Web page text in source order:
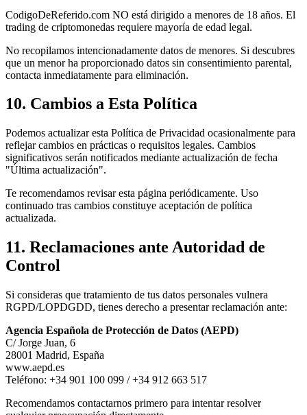
CodigoDeReferido.com NO está dirigido a menores de 18 años. El
trading de criptomonedas requiere mayoría de edad legal.
No recopilamos intencionadamente datos de menores. Si descubres
que un menor ha proporcionado datos sin consentimiento parental,
contacta inmediatamente para eliminación.
10. Cambios a Esta Política
Podemos actualizar esta Política de Privacidad ocasionalmente para
reflejar cambios en prácticas o requisitos legales. Cambios
significativos serán notificados mediante actualización de fecha
"Última actualización".
Te recomendamos revisar esta página periódicamente. Uso
continuado tras cambios constituye aceptación de política
actualizada.
11. Reclamaciones ante Autoridad de
Control
Si consideras que tratamiento de tus datos personales vulnera
RGPD/LOPDGDD, tienes derecho a presentar reclamación ante:
Agencia Española de Protección de Datos (AEPD)
C/ Jorge Juan, 6
28001 Madrid, España
www.aepd.es
Teléfono: +34 901 100 099 / +34 912 663 517
Recomendamos contactarnos primero para intentar resolver